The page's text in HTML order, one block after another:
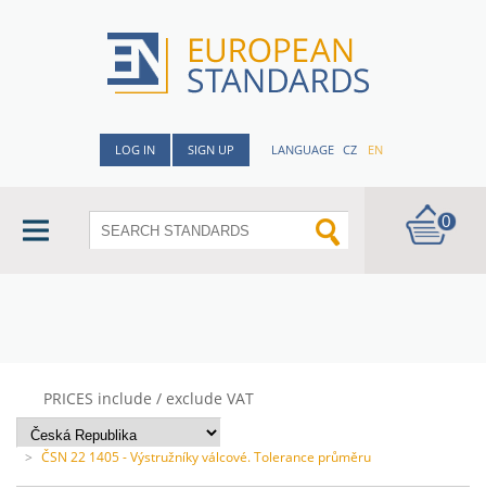
LOG IN SIGN UP LANGUAGE CZ EN
0
PRICES include / exclude VAT
> ČSN 22 1405 - Výstružníky válcové. Tolerance průměru